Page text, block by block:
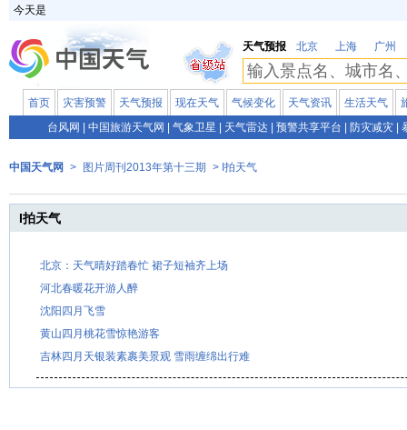
今天是
天气预报 北京 上海 广州
首页 灾害预警 天气预报 现在天气 气候变化 天气资讯 生活天气
台风网
中国旅游天气网 气象卫星 天气雷达 预警共享平台 防灾减灾
中国天气网 > 图片周刊2013年第十三期 > I拍天气
I拍天气
北京：天气晴好踏春忙 裙子短袖齐上场
河北春暖花开游人醉
沈阳四月飞雪
黄山四月桃花雪惊艳游客
吉林四月天银装素裹美景观 雪雨缠绵出行难